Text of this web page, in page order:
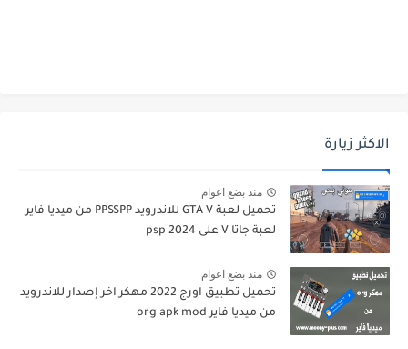
الاكثر زيارة
منذ بضع اعوام
تحميل لعبة GTA V للاندرويد PPSSPP من ميديا فاير
لعبة جاتا V على psp 2024
منذ بضع اعوام
تحميل تطبيق اورج 2022 مهكر اخر إصدار للاندرويد
من ميديا فاير org apk mod